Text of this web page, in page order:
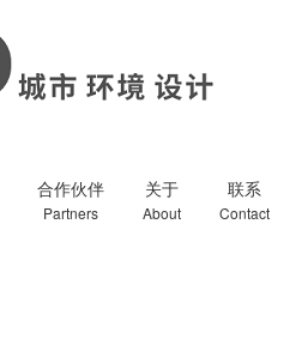
合作伙伴
Partners
关于
About
联系
Contact